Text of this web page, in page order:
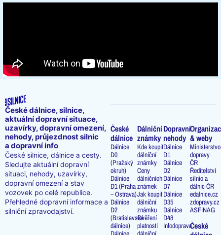
České dálnice, silnice,
aktuální dopravní situace,
uzavírky, dopravní omezení,
nehody, průjezdnost silnic
a dopravní info
České silnice, dálnice a cesty.
Sledujte aktuální dopravní
situaci, nehody, uzavírky,
dopravní omezení a stav
vozovek po celé republice.
Přehledné dopravní informace a
silniční zpravodajství.
České
dálnice
Dálnice
D0
(Pražský
okruh)
Dálnice
D1 (Praha
– Ostrava)
Dálnice
D2
(Bratislavská
dálnice)
Dálniční
známky
Kde koupit
dálniční
známky
Ceny
dálničních
známek
Jak koupit
dálniční
známku
Ověření
platnosti
Dopravní
nehody
Dálnice
D1
Dálnice
D2
Dálnice
D7
Dálnice
D35
Dálnice
D48
Infodoprava
& weby
Ministerstvo
dopravy
ČR
Ředitelství
silnic a
dálnic ČR
edalnice.cz
zdopravy.cz
ASFiNAG
České